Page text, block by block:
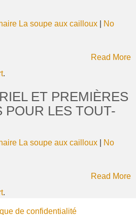
La soupe aux cailloux
No
Read More
.
ET PREMIÈRES
POUR LES TOUT-
La soupe aux cailloux
No
Read More
.
de confidentialité